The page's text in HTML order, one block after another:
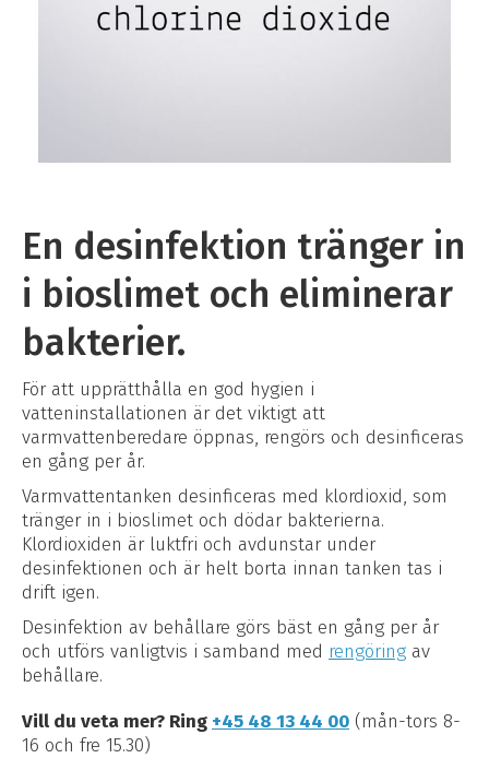
En desinfektion tränger in
i bioslimet och eliminerar
bakterier.
För att upprätthålla en god hygien i
vatteninstallationen är det viktigt att
varmvattenberedare öppnas, rengörs och desinficeras
en gång per år.
Varmvattentanken desinficeras med klordioxid, som
tränger in i bioslimet och dödar bakterierna.
Klordioxiden är luktfri och avdunstar under
desinfektionen och är helt borta innan tanken tas i
drift igen.
Desinfektion av behållare görs bäst en gång per år
och utförs vanligtvis i samband med rengöring av
behållare.
Vill du veta mer? Ring +45 48 13 44 00 (mån-tors 8-
16 och fre 15.30)